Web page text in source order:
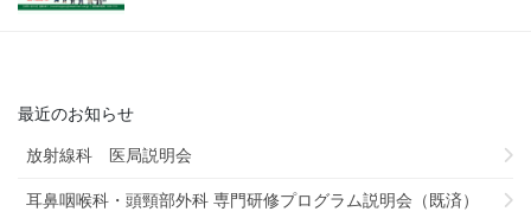
最近のお知らせ
放射線科 医局説明会
耳鼻咽喉科・頭頸部外科 専門研修プログラム説明会（既済）